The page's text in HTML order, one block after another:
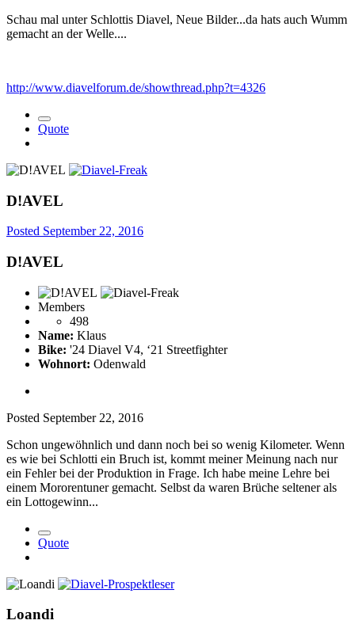
Schau mal unter Schlottis Diavel, Neue Bilder...da hats auch Wumm
gemacht an der Welle....
http://www.diavelforum.de/showthread.php?t=4326
Quote
D!AVEL
Posted September 22, 2016
D!AVEL
Members
498
Name: Klaus
Bike: '24 Diavel V4, ‘21 Streetfighter
Wohnort: Odenwald
Posted September 22, 2016
Schon ungewöhnlich und dann noch bei so wenig Kilometer. Wenn
es wie bei Schlotti ein Bruch ist, kommt meiner Meinung nach nur
ein Fehler bei der Produktion in Frage. Ich habe meine Lehre bei
einem Mororentuner gemacht. Selbst da waren Brüche seltener als
ein Lottogewinn...
Quote
Loandi